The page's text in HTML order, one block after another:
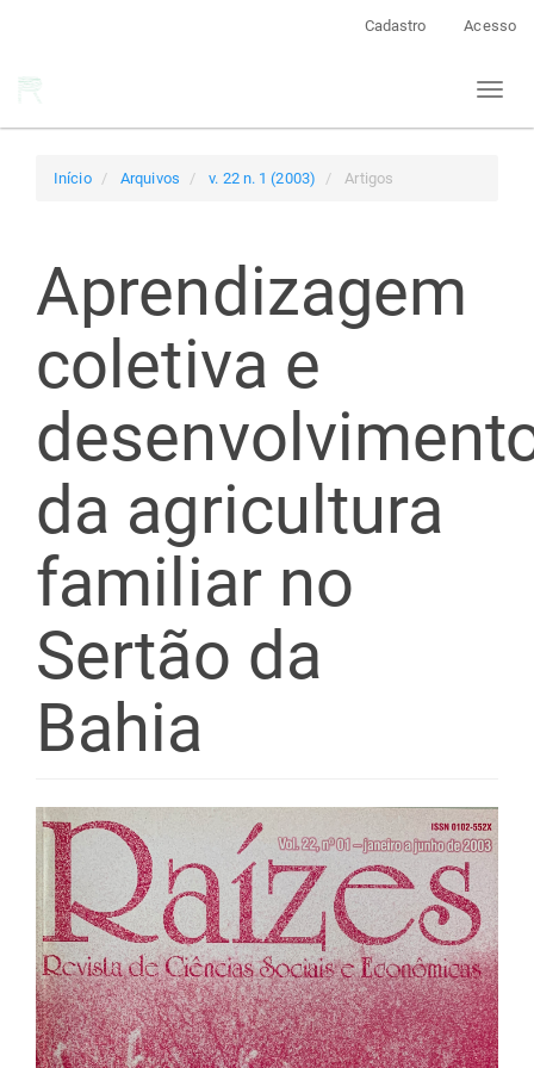
Cadastro Acesso
Toggle
Início Arquivos v. 22 n. 1 (2003) Artigos
Aprendizagem
coletiva e
da agricultura
familiar no
Sertão da
Bahia
Barra
lateral
de
artigos